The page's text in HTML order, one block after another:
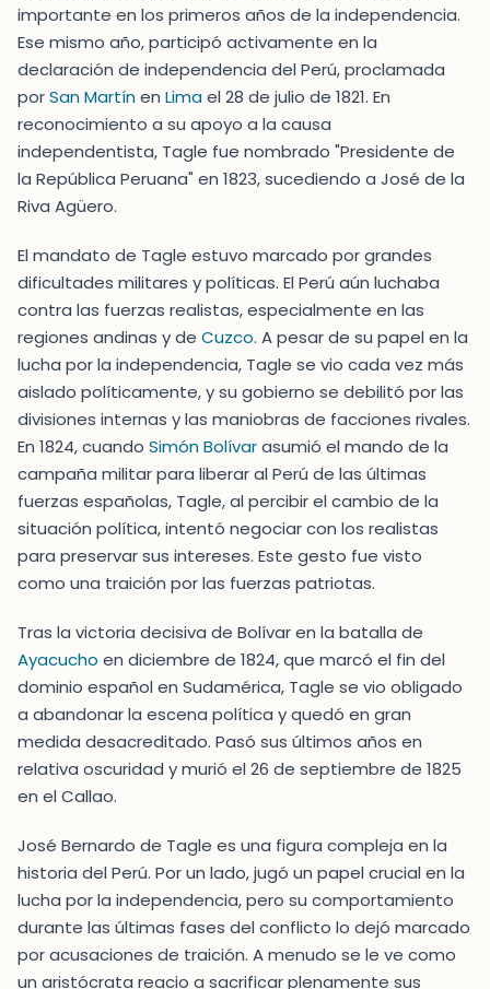
importante en los primeros años de la independencia.
Ese mismo año, participó activamente en la
declaración de independencia del Perú, proclamada
porSan Martínen Limael 28 de julio de 1821. En
reconocimiento a su apoyo a la causa
independentista, Tagle fue nombrado "Presidente de
la República Peruana" en 1823, sucediendo a José de la
Riva Agüero.
El mandato de Tagle estuvo marcado por grandes
dificultades militares y políticas. El Perú aún luchaba
contra las fuerzas realistas, especialmente en las
regiones andinas y de Cuzco. A pesar de su papel en la
lucha por la independencia, Tagle se vio cada vez más
aislado políticamente, y su gobierno se debilitó por las
divisiones internas y las maniobras de facciones rivales.
En 1824, cuando Simón Bolívarasumió el mando de la
campaña militar para liberar al Perú de las últimas
fuerzas españolas, Tagle, al percibir el cambio de la
situación política, intentó negociar con los realistas
para preservar sus intereses. Este gesto fue visto
como una traición por las fuerzas patriotas.
Tras la victoria decisiva de Bolívar en la batalla de
Ayacucho en diciembre de 1824, que marcó el fin del
dominio español en Sudamérica, Tagle se vio obligado
a abandonar la escena política y quedó en gran
medida desacreditado. Pasó sus últimos años en
relativa oscuridad y murió el 26 de septiembre de 1825
en el Callao.
José Bernardo de Tagle es una figura compleja en la
historia del Perú. Por un lado, jugó un papel crucial en la
lucha por la independencia, pero su comportamiento
durante las últimas fases del conflicto lo dejó marcado
por acusaciones de traición. A menudo se le ve como
un aristócrata reacio a sacrificar plenamente sus